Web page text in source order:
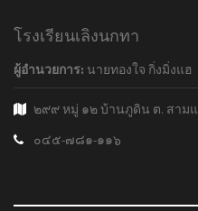
โรงเรียนเลิงนกทา
ผู้อำนวยการ: นายทองใจ กิ่งมิ่งแฮ
๒๙๙ หมู่ ๑๒ บ้านภูดิน ต. สาม
๐๔๕-๗๘๑-๑๑๖